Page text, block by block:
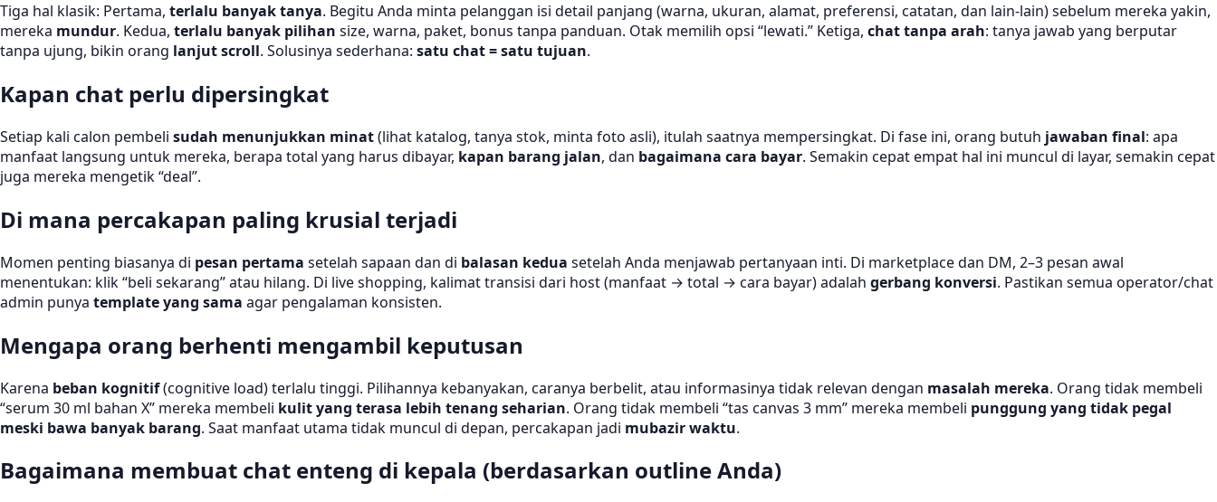
Tiga hal klasik: Pertama, terlalu banyak tanya. Begitu Anda minta pelanggan isi detail panjang (warna, ukuran, alamat, preferensi, catatan, dan lain-lain) sebelum mereka yakin,
mereka mundur. Kedua, terlalu banyak pilihan size, warna, paket, bonus tanpa panduan. Otak memilih opsi “lewati.” Ketiga, chat tanpa arah: tanya jawab yang berputar
tanpa ujung, bikin orang lanjut scroll. Solusinya sederhana: satu chat = satu tujuan.
Kapan chat perlu dipersingkat
Setiap kali calon pembeli sudah menunjukkan minat(lihat katalog, tanya stok, minta foto asli), itulah saatnya mempersingkat. Di fase ini, orang butuh jawaban final: apa
manfaat langsung untuk mereka, berapa total yang harus dibayar, kapan barang jalan, dan bagaimana cara bayar. Semakin cepat empat hal ini muncul di layar, semakin cepat
juga mereka mengetik “deal”.
Di mana percakapan paling krusial terjadi
Momen penting biasanya di pesan pertama setelah sapaan dan di balasan kedua setelah Anda menjawab pertanyaan inti. Di marketplace dan DM, 2–3 pesan awal
menentukan: klik “beli sekarang” atau hilang. Di live shopping, kalimat transisi dari host (manfaat → total → cara bayar) adalah gerbang konversi. Pastikan semua operator/chat
admin punya template yang sama agar pengalaman konsisten.
Mengapa orang berhenti mengambil keputusan
Karena beban kognitif(cognitive load) terlalu tinggi. Pilihannya kebanyakan, caranya berbelit, atau informasinya tidak relevan dengan masalah mereka. Orang tidak membeli
“serum 30 ml bahan X” mereka membeli kulit yang terasa lebih tenang seharian. Orang tidak membeli “tas canvas 3 mm” mereka membeli punggung yang tidak pegal
meski bawa banyak barang. Saat manfaat utama tidak muncul di depan, percakapan jadi mubazir waktu.
Bagaimana membuat chat enteng di kepala (berdasarkan outline Anda)